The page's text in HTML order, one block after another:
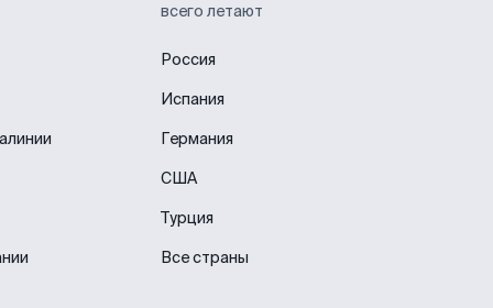
всего летают
Россия
Испания
Германия
США
Турция
Все страны